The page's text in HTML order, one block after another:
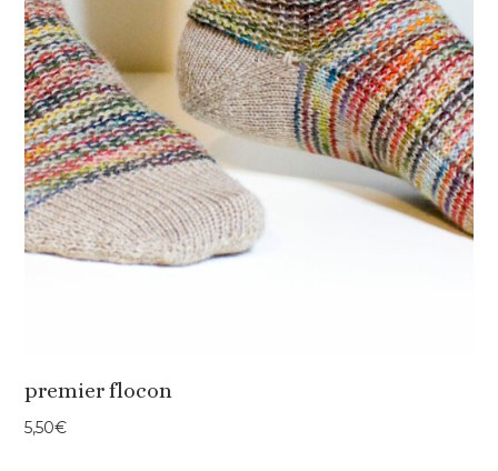
premier flocon
5,50€